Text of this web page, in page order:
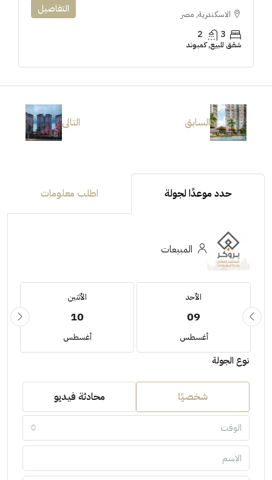
الاسكندرية, مصر
3
2
شقق للبيع, كمبوند
التفاصيل
السابق التالى
حدد موعدًا لجولة اطلب معلومات
المبيعات
الأحد
09
أغسطس
الأثنين
10
أغسطس
نوع الجولة
شخصيًا محادثة فيديو
الوقت